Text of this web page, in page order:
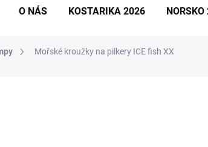
O NÁS KOSTARIKA 2026
Mořské kroužky na pilkery ICE fish XX